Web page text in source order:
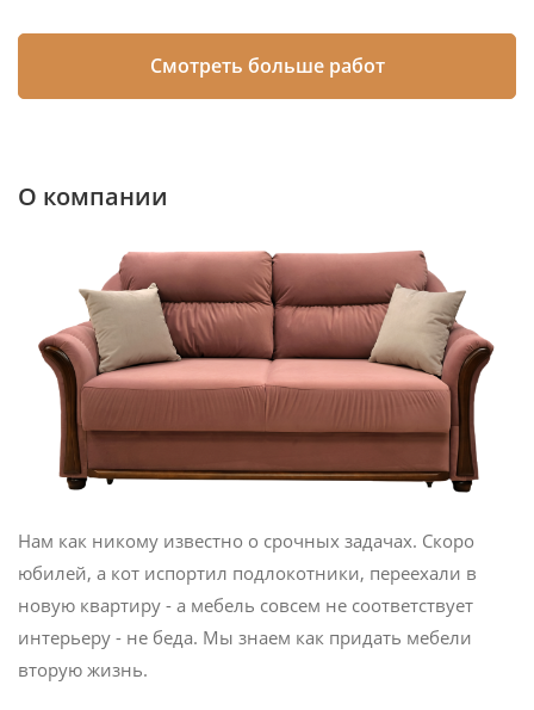
Смотреть больше работ
О компании
Нам как никому известно о срочных задачах. Скоро
юбилей, а кот испортил подлокотники, переехали в
новую квартиру - а мебель совсем не соответствует
интерьеру - не беда. Мы знаем как придать мебели
вторую жизнь.